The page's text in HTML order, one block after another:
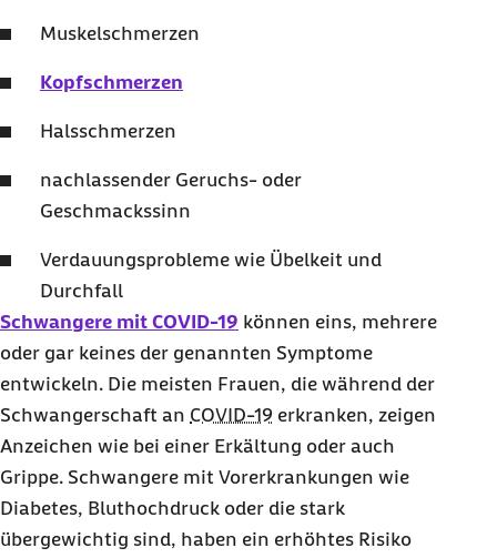
Muskelschmerzen
Kopfschmerzen
Halsschmerzen
nachlassender Geruchs- oder
Geschmackssinn
Verdauungsprobleme wie Übelkeit und
Durchfall
Schwangere mit COVID-19 können eins, mehrere
oder gar keines der genannten Symptome
entwickeln. Die meisten Frauen, die während der
Schwangerschaft an COVID-19 erkranken, zeigen
Anzeichen wie bei einer Erkältung oder auch
Grippe. Schwangere mit Vorerkrankungen wie
Diabetes, Bluthochdruck oder die stark
übergewichtig sind, haben ein erhöhtes Risiko